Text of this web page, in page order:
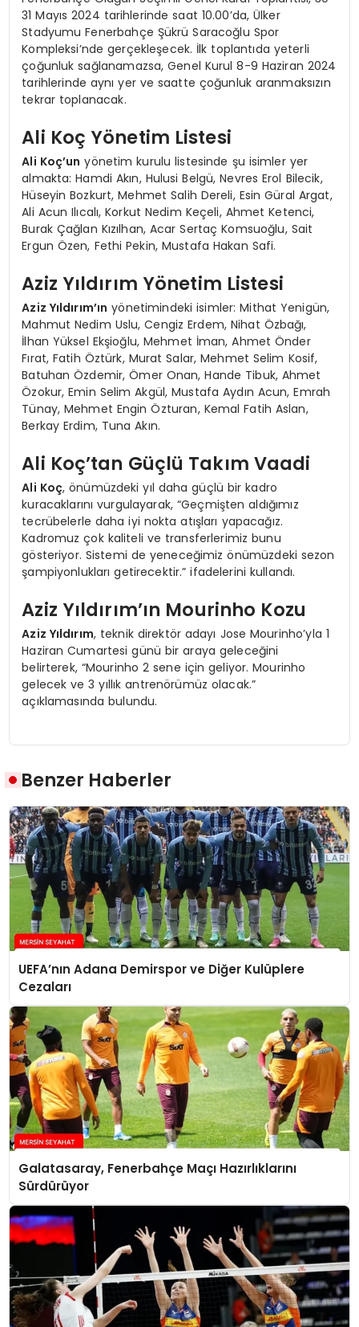
31 Mayıs 2024 tarihlerinde saat 10.00’da, Ülker
Stadyumu Fenerbahçe Şükrü Saracoğlu Spor
Kompleksi’nde gerçekleşecek. İlk toplantıda yeterli
çoğunluk sağlanamazsa, Genel Kurul 8-9 Haziran 2024
tarihlerinde aynı yer ve saatte çoğunluk aranmaksızın
tekrar toplanacak.
Ali Koç Yönetim Listesi
Ali Koç’un yönetim kurulu listesinde şu isimler yer
almakta: Hamdi Akın, Hulusi Belgü, Nevres Erol Bilecik,
Hüseyin Bozkurt, Mehmet Salih Dereli, Esin Güral Argat,
Ali Acun Ilıcalı, Korkut Nedim Keçeli, Ahmet Ketenci,
Burak Çağlan Kızılhan, Acar Sertaç Komsuoğlu, Sait
Ergun Özen, Fethi Pekin, Mustafa Hakan Safi.
Aziz Yıldırım Yönetim Listesi
Aziz Yıldırım’ın yönetimindeki isimler: Mithat Yenigün,
Mahmut Nedim Uslu, Cengiz Erdem, Nihat Özbağı,
İlhan Yüksel Ekşioğlu, Mehmet İman, Ahmet Önder
Fırat, Fatih Öztürk, Murat Salar, Mehmet Selim Kosif,
Batuhan Özdemir, Ömer Onan, Hande Tibuk, Ahmet
Özokur, Emin Selim Akgül, Mustafa Aydın Acun, Emrah
Tünay, Mehmet Engin Özturan, Kemal Fatih Aslan,
Berkay Erdim, Tuna Akın.
Ali Koç’tan Güçlü Takım Vaadi
Ali Koç, önümüzdeki yıl daha güçlü bir kadro
kuracaklarını vurgulayarak, “Geçmişten aldığımız
tecrübelerle daha iyi nokta atışları yapacağız.
Kadromuz çok kaliteli ve transferlerimiz bunu
gösteriyor. Sistemi de yeneceğimiz önümüzdeki sezon
şampiyonlukları getirecektir.” ifadelerini kullandı.
Aziz Yıldırım’ın Mourinho Kozu
Aziz Yıldırım, teknik direktör adayı Jose Mourinho’yla 1
Haziran Cumartesi günü bir araya geleceğini
belirterek, “Mourinho 2 sene için geliyor. Mourinho
gelecek ve 3 yıllık antrenörümüz olacak.”
açıklamasında bulundu.
Benzer Haberler
UEFA’nın Adana Demirspor ve Diğer Kulüplere
Cezaları
Galatasaray, Fenerbahçe Maçı Hazırlıklarını
Sürdürüyor